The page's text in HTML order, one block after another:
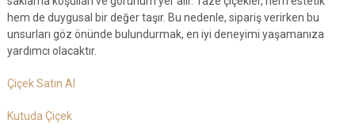
hem de duygusal bir değer taşır. Bu nedenle, sipariş verirken bu
unsurları göz önünde bulundurmak, en iyi deneyimi yaşamanıza
yardımcı olacaktır.
Çiçek Satın Al
Kutuda Çiçek